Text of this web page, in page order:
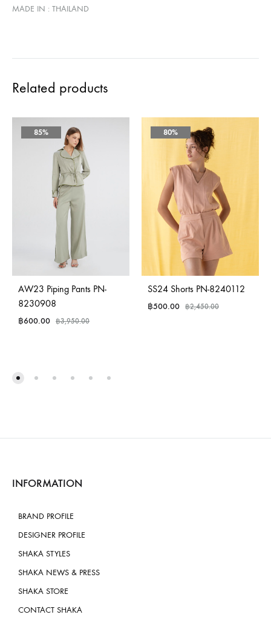
MADE IN : THAILAND
Related products
85%
AW23 Piping Pants PN-
8230908
฿600.00 ฿3,950.00
80%
SS24 Shorts PN-8240112
฿500.00 ฿2,450.00
INFORMATION
BRAND PROFILE
DESIGNER PROFILE
SHAKA STYLES
SHAKA NEWS & PRESS
SHAKA STORE
CONTACT SHAKA